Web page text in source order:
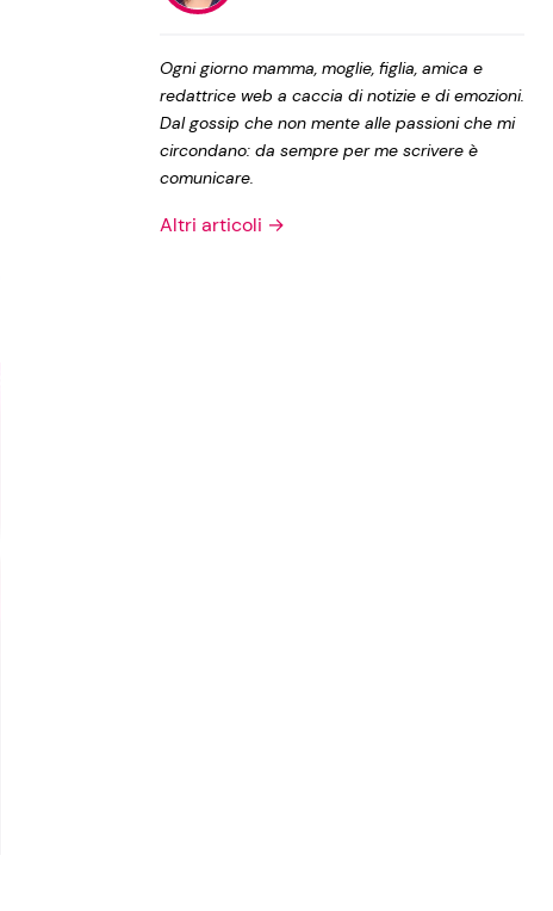
Privacy Policy
Ogni giorno mamma, moglie, figlia, amica e
redattrice web a caccia di notizie e di emozioni.
Dal gossip che non mente alle passioni che mi
circondano: da sempre per me scrivere è
comunicare.
Altri articoli →